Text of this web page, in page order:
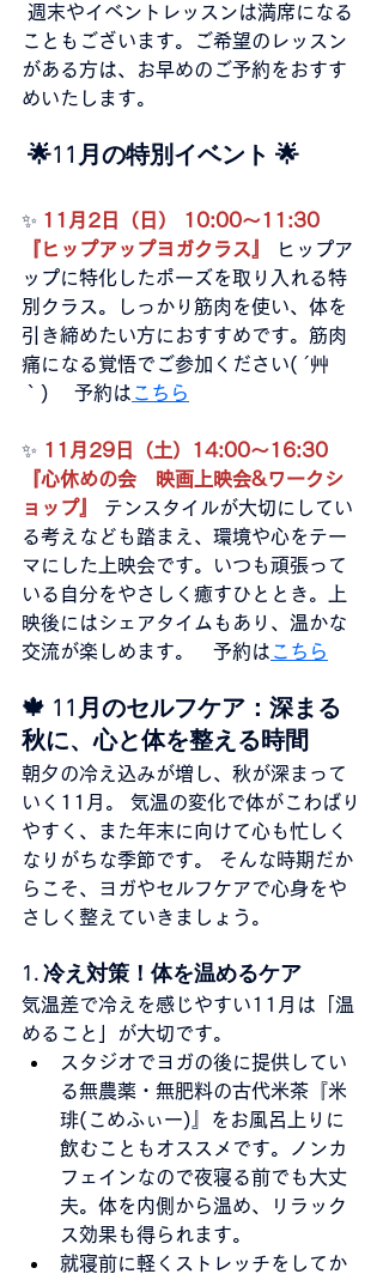
週末やイベントレッスンは満席になる
こともございます。ご希望のレッスン
がある方は、お早めのご予約をおすす
めいたします。
🌟11月の特別イベント 🌟
✨ 11月2日（日） 10:00〜11:30
『ヒップアップヨガクラス』
ヒップア
ップに特化したポーズを取り入れる特
別クラス。しっかり筋肉を使い、体を
引き締めたい方におすすめです。筋肉
痛になる覚悟でご参加ください( ´艸
｀) 　予約は こちら
✨ 11月29日（土）14:00〜16:30
『心休めの会　映画上映会&ワークシ
ョップ』 テンスタイルが大切にしてい
る考えなども踏まえ、環境や心をテー
マにした上映会です。いつも頑張って
いる自分をやさしく癒すひととき。上
映後にはシェアタイムもあり、温かな
交流が楽しめます。　予約は こちら
🍁 11月のセルフケア：深まる
秋に、心と体を整える時間
朝夕の冷え込みが増し、秋が深まって
いく11月。 気温の変化で体がこわばり
やすく、また年末に向けて心も忙しく
なりがちな季節です。 そんな時期だか
らこそ、ヨガやセルフケアで心身をや
さしく整えていきましょう。
1. 冷え対策！体を温めるケア
気温差で冷えを感じやすい11月は「温
めること」が大切です。
スタジオでヨガの後に提供してい
る無農薬・無肥料の古代米茶『米
琲(こめふぃー)』をお風呂上りに
飲むこともオススメです。ノンカ
フェインなので夜寝る前でも大丈
夫。体を内側から温め、リラック
ス効果も得られます。
就寝前に軽くストレッチをしてか